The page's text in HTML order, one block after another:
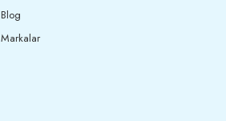
Blog
Markalar